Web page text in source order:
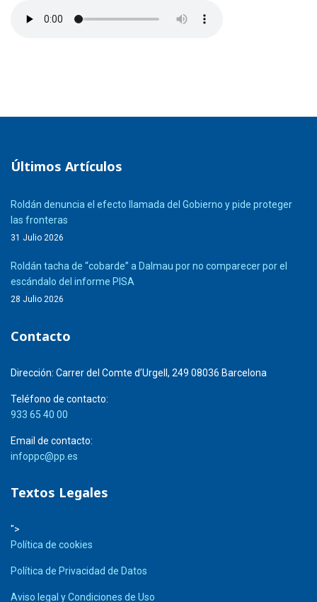
Últimos Artículos
Roldán denuncia el efecto llamada del Gobierno y pide proteger
las fronteras
31 Julio 2026
Roldán tacha de “cobarde” a Dalmau por no comparecer por el
escándalo del informe PISA
28 Julio 2026
Contacto
Dirección: Carrer del Comte d’Urgell, 249 08036 Barcelona
Teléfono de contacto:
933 65 40 00
Email de contacto:
infoppc@pp.es
Textos Legales
">
Política de cookies
Política de Privacidad de Datos
Aviso legal y Condiciones de Uso